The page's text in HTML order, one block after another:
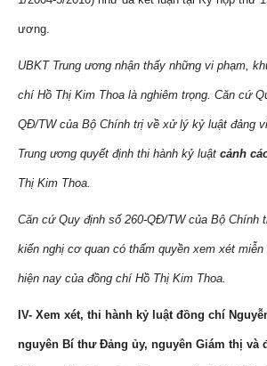
ương.
UBKT Trung ương nhận thấy những vi phạm,
chí Hồ Thị Kim Thoa là nghiêm trọng. Căn cứ
QĐ/TW của Bộ Chính trị về xử lý kỷ luật đảng
Trung ương quyết định thi hành kỷ luật cảnh
Thị Kim Thoa.
Căn cứ Quy định số 260-QĐ/TW của Bộ Chính
kiến nghị cơ quan có thẩm quyền xem xét
hiện nay của đồng chí Hồ Thị Kim Thoa.
IV- Xem xét, thi hành kỷ luật đồng chí
nguyên Bí thư Đảng ủy, nguyên Giám thị và